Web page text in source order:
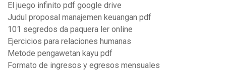
El juego infinito pdf google drive
Judul proposal manajemen keuangan pdf
101 segredos da paquera ler online
Ejercicios para relaciones humanas
Metode pengawetan kayu pdf
Formato de ingresos y egresos mensuales